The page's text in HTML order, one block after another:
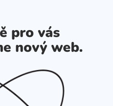
pro vás
nový web.